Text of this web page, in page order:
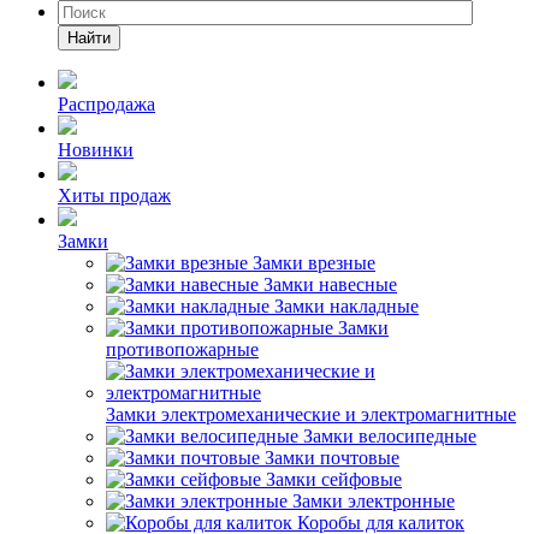
Найти
Распродажа
Новинки
Хиты продаж
Замки
Замки врезные
Замки навесные
Замки накладные
Замки
противопожарные
Замки электромеханические и электромагнитные
Замки велосипедные
Замки почтовые
Замки сейфовые
Замки электронные
Коробы для калиток